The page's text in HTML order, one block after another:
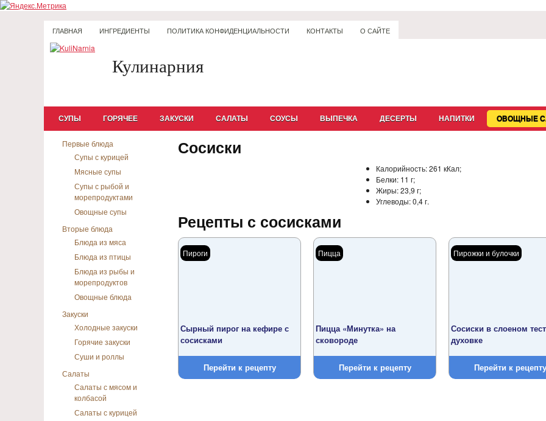
ГЛАВНАЯ ИНГРЕДИЕНТЫ ПОЛИТИКА КОНФИДЕНЦИАЛЬНОСТИ КОНТАКТЫ О САЙТЕ
Кулинарния
СУПЫ ГОРЯЧЕЕ ЗАКУСКИ САЛАТЫ СОУСЫ ВЫПЕЧКА ДЕСЕРТЫ НАПИТКИ ОВОЩНЫЕ
Первые блюда
Супы с курицей
Мясные супы
Супы с рыбой и
морепродуктами
Овощные супы
Вторые блюда
Блюда из мяса
Блюда из птицы
Блюда из рыбы и
морепродуктов
Овощные блюда
Закуски
Холодные закуски
Горячие закуски
Суши и роллы
Салаты
Салаты с мясом и
колбасой
Салаты с курицей
Сосиски
Калорийность:261 кКал;
Белки: 11 г;
Жиры:23,9 г;
Углеводы:0,4 г.
Рецепты с сосисками
Перейти к рецепту
Сырный пирог на кефире с
сосисками
Пироги
Перейти к рецепту
Пицца «Минутка» на
сковороде
Пицца
Перейти к рецепту
Сосиски в слоеном
духовке
Пирожки и булочки